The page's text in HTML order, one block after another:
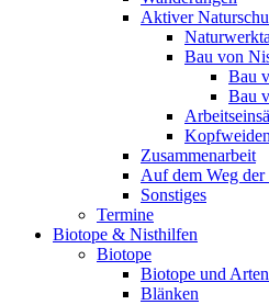
Aktiver
Bau von
Bau
Bau
Zusammenarbeit
Auf dem Weg der
Sonstiges
Termine
Biotope & Nisthilfen
Biotope
Biotope und
Blänken